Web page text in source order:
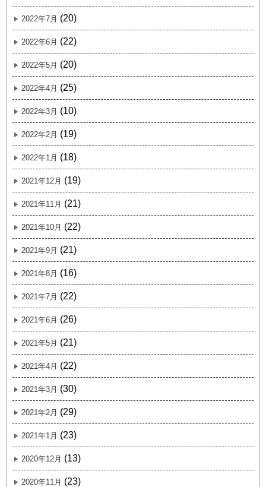
2022年7月 (20)
2022年6月 (22)
2022年5月 (20)
2022年4月 (25)
2022年3月 (10)
2022年2月 (19)
2022年1月 (18)
2021年12月 (19)
2021年11月 (21)
2021年10月 (22)
2021年9月 (21)
2021年8月 (16)
2021年7月 (22)
2021年6月 (26)
2021年5月 (21)
2021年4月 (22)
2021年3月 (30)
2021年2月 (29)
2021年1月 (23)
2020年12月 (13)
2020年11月 (23)